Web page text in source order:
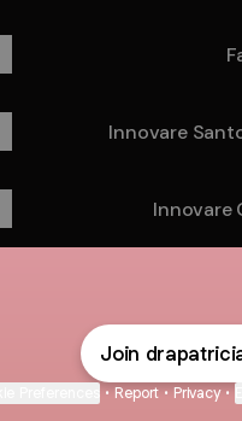
Innovare
Innovare
Join
• Report • Privacy •